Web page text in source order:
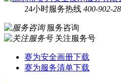
24小时服务热线 400-902-
服务咨询
关注服务号
赛为安全画册下载
赛为服务清单下载